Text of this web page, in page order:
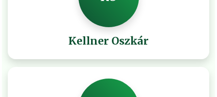
Kellner Oszkár